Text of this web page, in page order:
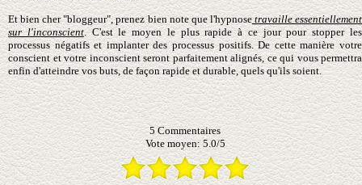
Et bien cher "bloggeur", prenez bien note que l'hypnosetravaille essentiellement
sur l'inconscient. C'est le moyen le plus rapide à ce jour pour stopper les
processus négatifs et implanter des processus positifs. De cette manière votre
conscient et votre inconscient seront parfaitement alignés, ce qui vous permettra
enfin d'atteindre vos buts, de façon rapide et durable, quels qu'ils soient.
5Commentaires
Vote moyen:5.0/5